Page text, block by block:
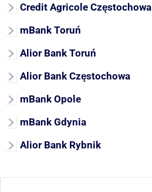
Credit Agricole Częstochowa
mBank Toruń
Alior Bank Toruń
Alior Bank Częstochowa
mBank Opole
mBank Gdynia
Alior Bank Rybnik